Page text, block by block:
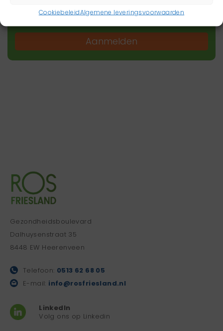
CookiebeleidAlgemene leveringsvoorwaarden
Aanmelden
Gezondheidsboulevard
Dalhuysenstraat 35
8448 EW Heerenveen
Telefoon: 0513 62 68 05
E-mail: info@rosfriesland.nl
LinkedIn
Volg ons op Linkedin